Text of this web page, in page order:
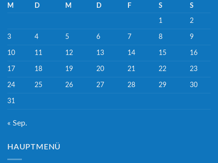
M D M D F S S
1 2
3 4 5 6 7 8 9
10 11 12 13 14 15 16
17 18 19 20 21 22 23
24 25 26 27 28 29 30
31
« Sep.
HAUPTMENÜ